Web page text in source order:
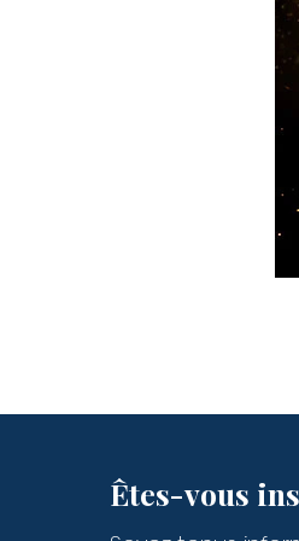
Êtes-vous